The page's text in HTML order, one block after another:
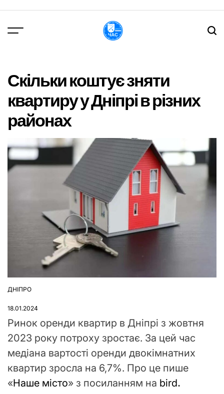
вмісту
Скільки коштує зняти
квартиру у Дніпрі в різних
районах
ОПУБЛІКУВАТИ
ДНІПРО
18.01.2024
Ринок оренди квартир в Дніпрі з жовтня
2023 року потроху зростає. За цей час
медіана вартості оренди двокімнатних
квартир зросла на 6,7%. Про це пише
«Наше місто» з посиланням на bird.